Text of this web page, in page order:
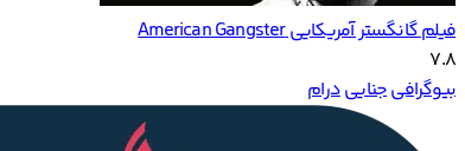
فیلم گانگستر آمریکایی American Gangster
7.8
بیوگرافیجناییدرام